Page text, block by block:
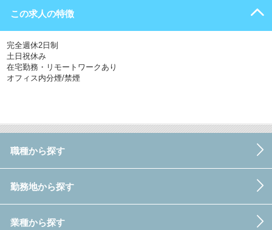
この求人の特徴
完全週休2日制
土日祝休み
在宅勤務・リモートワークあり
オフィス内分煙/禁煙
職種から探す
勤務地から探す
業種から探す